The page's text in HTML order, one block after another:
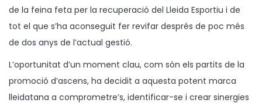
4
de la feina feta per la recuperació del Lleida Esportiu i de
tot el que s’ha aconseguit fer revifar després de poc més
de dos anys de l’actual gestió.
L’oportunitat d’un moment clau, com són els partits de la
promoció d’ascens, ha decidit a aquesta potent marca
lleidatana a comprometre’s, identificar-se i crear sinergies